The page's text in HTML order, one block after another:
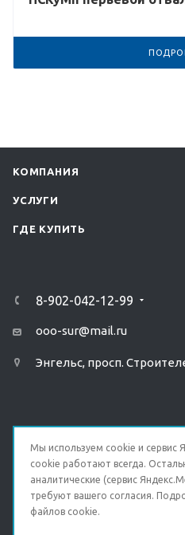
КОМПАНИЯ
УСЛУГИ
ГДЕ КУПИТЬ
8-902-042-12-99
ooo-sur@mail.ru
Энгельс, просп.
ПОЛИТИКА КОНФИДЕНЦИАЛЬНОСТИ
© 2026 Все права защищены.
Мы используем cookie и сервис
cookie работают всегда.
аналитические (сервис
требуют вашего согласия.
файлов cookie.